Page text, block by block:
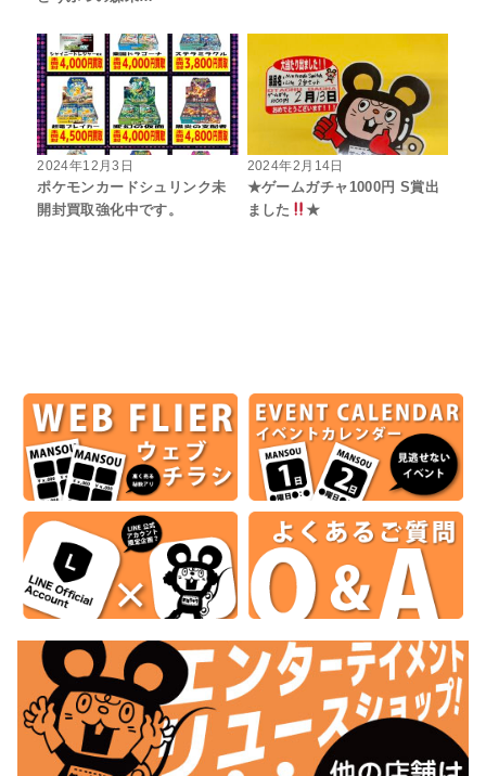
2024年12月3日
ポケモンカードシュリンク未
開封買取強化中です。
2024年2月14日
★ゲームガチャ1000円 S賞出
ました
★